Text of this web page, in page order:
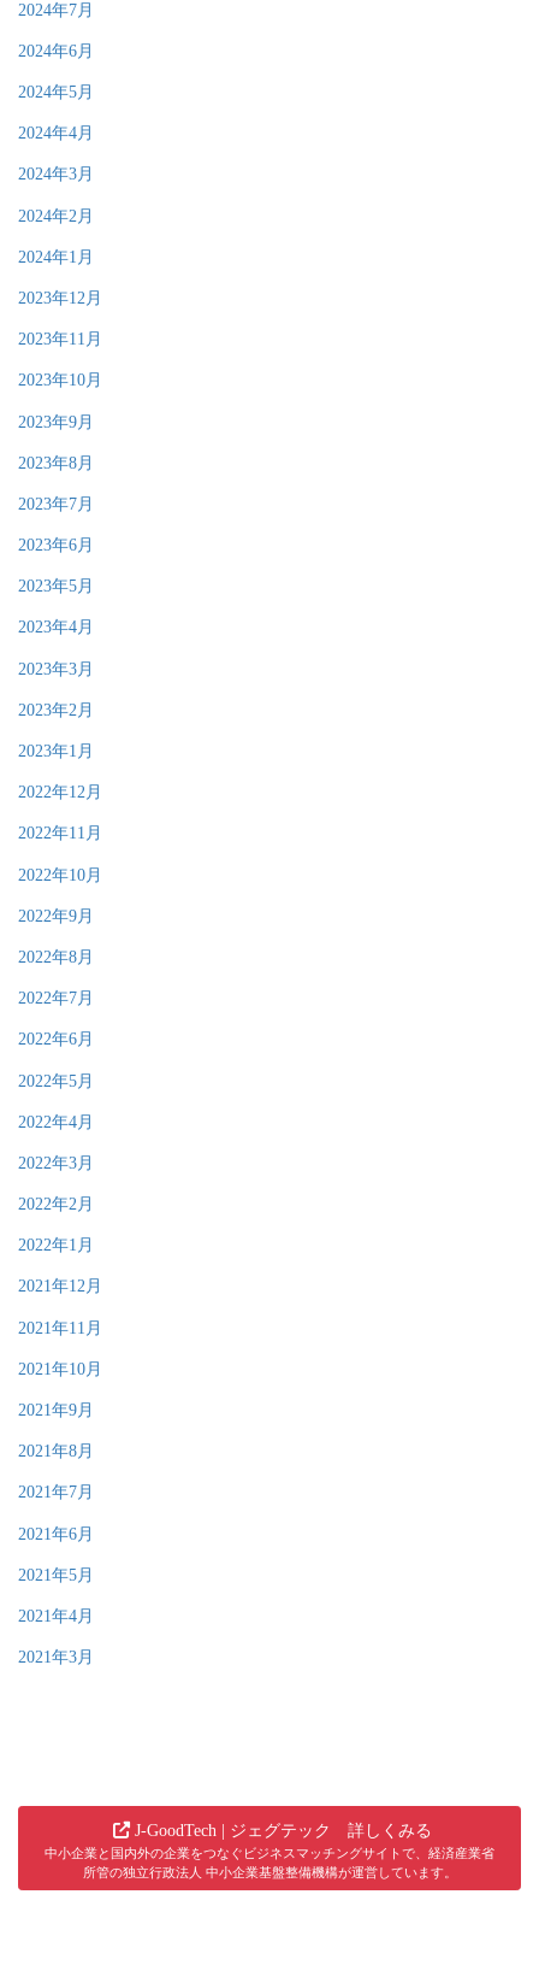
2024年7月
2024年6月
2024年5月
2024年4月
2024年3月
2024年2月
2024年1月
2023年12月
2023年11月
2023年10月
2023年9月
2023年8月
2023年7月
2023年6月
2023年5月
2023年4月
2023年3月
2023年2月
2023年1月
2022年12月
2022年11月
2022年10月
2022年9月
2022年8月
2022年7月
2022年6月
2022年5月
2022年4月
2022年3月
2022年2月
2022年1月
2021年12月
2021年11月
2021年10月
2021年9月
2021年8月
2021年7月
2021年6月
2021年5月
2021年4月
2021年3月
J-GoodTech | ジェグテック 詳しくみる
中小企業と国内外の企業をつなぐビジネスマッチングサイトで、経済産業省
所管の独立行政法人 中小企業基盤整備機構が運営しています。